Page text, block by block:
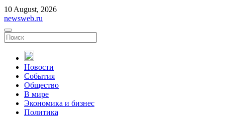
10 August, 2026
newsweb.ru
Новости
События
Общество
В мире
Экономика и бизнес
Политика